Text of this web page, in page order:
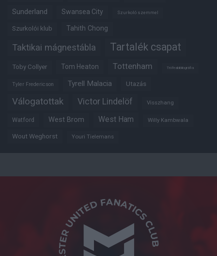
Sunderland Swansea City Szurkoló szemmel
Szurkolói klub Tahith Chong
Taktikai mágnestábla Tartalék csapat
Toby Collyer Tom Heaton Tottenham Trófeabibliográfia
Tyler Fredericson Tyrell Malacia Utazás
Válogatottak Victor Lindelöf Visszhang
Watford West Brom West Ham Willy Kambwala
Wout Weghorst Youri Tielemans